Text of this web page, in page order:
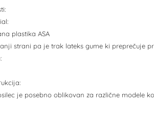
plastika ASA
strani pa je trak lateks gume ki preprečuje
je posebno oblikovan za različne modele